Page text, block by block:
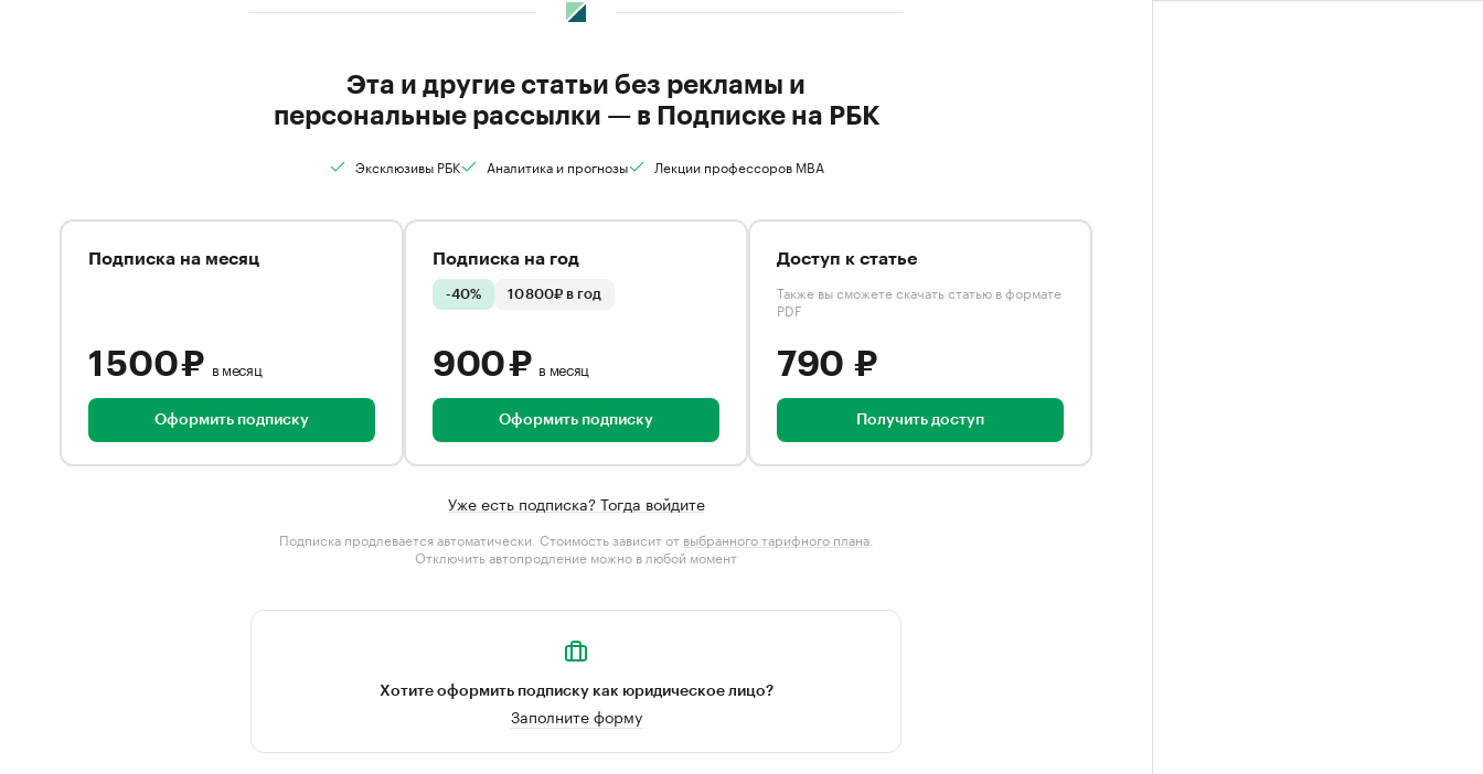
Эта и другие статьи без рекламы и
персональные рассылки — в Подписке на РБК
Эксклюзивы РБК Аналитика и прогнозы Лекции профессоров MBA
Подписка на месяц
1 500 ₽ в месяц
Оформить подписку
Подписка на год
-40% 10 800₽ в год
900 ₽ в месяц
Оформить подписку
Доступ к статье
Также вы сможете скачать статью в формате
PDF
790 ₽
Получить доступ
Уже есть подписка? Тогда войдите
Подписка продлевается автоматически. Стоимость зависит от выбранного тарифного плана.
Отключить автопродление можно в любой момент
Хотите оформить подписку как юридическое лицо?
Заполните форму